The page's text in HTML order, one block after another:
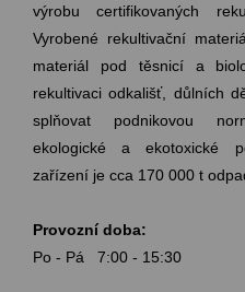
výrobu certifikovaných
Vyrobené rekultivační
materiál pod těsnicí a
rekultivaci odkališť, důlních
splňovat podnikovou
ekologické a ekotoxické
zařízení je cca 170 000 t
Provozní doba:
Po - Pá 7:00 - 15:30